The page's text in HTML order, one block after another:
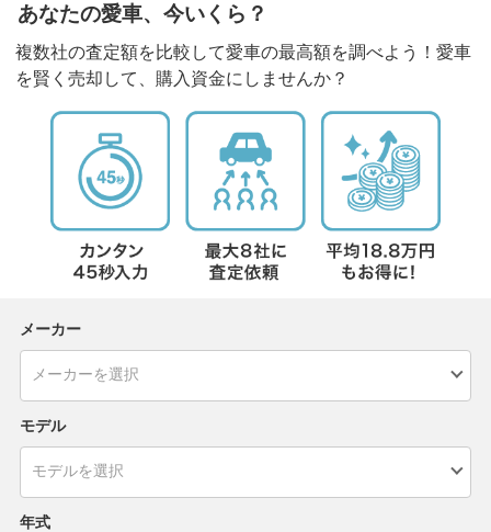
あなたの愛車、今いくら？
複数社の査定額を比較して愛車の最高額を調べよう！愛車
を賢く売却して、購入資金にしませんか？
メーカー
モデル
年式